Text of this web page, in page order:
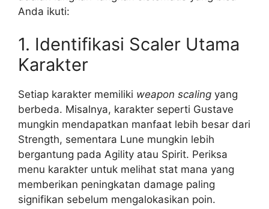
Anda ikuti:
1. Identifikasi Scaler Utama
Karakter
Setiap karakter memiliki weapon scaling yang
berbeda. Misalnya, karakter seperti Gustave
mungkin mendapatkan manfaat lebih besar dari
Strength, sementara Lune mungkin lebih
bergantung pada Agility atau Spirit. Periksa
menu karakter untuk melihat stat mana yang
memberikan peningkatan damage paling
signifikan sebelum mengalokasikan poin.